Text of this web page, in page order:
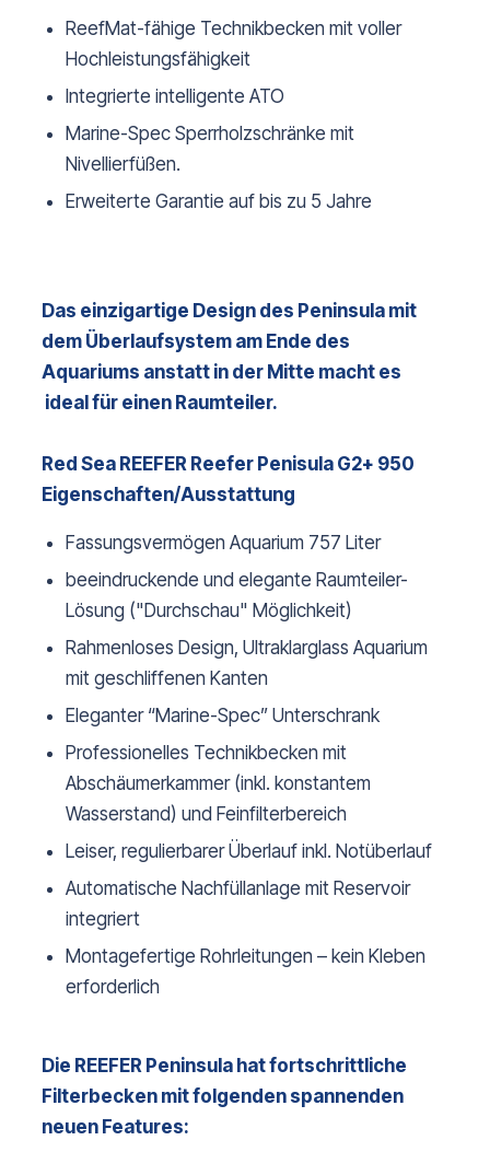
ReefMat-fähige Technikbecken mit voller
Hochleistungsfähigkeit
Integrierte intelligente ATO
Marine-Spec Sperrholzschränke mit
Nivellierfüßen.
Erweiterte Garantie auf bis zu 5 Jahre
Das einzigartige Design des Peninsula mit
dem Überlaufsystem am Ende des
Aquariums anstatt in der Mitte macht es
ideal für einen Raumteiler.
Red Sea REEFER Reefer Penisula G2+ 950
Eigenschaften/Ausstattung
Fassungsvermögen Aquarium 757 Liter
beeindruckende und elegante Raumteiler-
Lösung ("Durchschau" Möglichkeit)
Rahmenloses Design, Ultraklarglass Aquarium
mit geschliffenen Kanten
Eleganter “Marine-Spec” Unterschrank
Professionelles Technikbecken mit
Abschäumerkammer (inkl. konstantem
Wasserstand) und Feinfilterbereich
Leiser, regulierbarer Überlauf inkl. Notüberlauf
Automatische Nachfüllanlage mit Reservoir
integriert
Montagefertige Rohrleitungen – kein Kleben
erforderlich
Die REEFER Peninsula hat fortschrittliche
Filterbecken mit folgenden spannenden
neuen Features: